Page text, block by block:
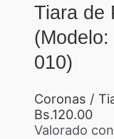
Tiara de
(Modelo:
010)
Coronas /
Bs.120.00
Valorado con